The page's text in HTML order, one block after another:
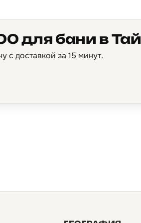
для бани в
с доставкой за 15 минут.